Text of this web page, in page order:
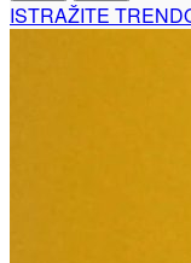
ISTRAŽITE